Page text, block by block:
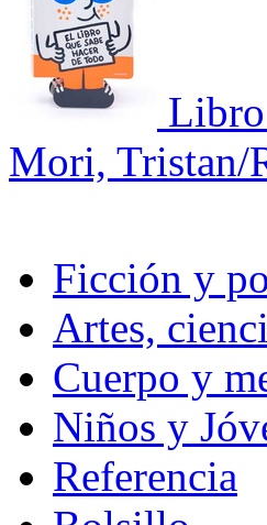
Libro
Mori, Tristan/
Ficción y
Artes,
Cuerpo y
Niños y
Referencia